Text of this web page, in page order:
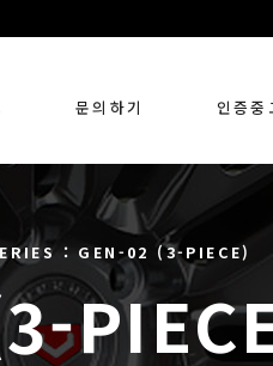
문의하기 인증
: GEN-02 (3-PIECE)